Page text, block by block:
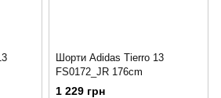
Шорти Adidas Tierro 13
FS0172_JR 176cm
1 229 грн